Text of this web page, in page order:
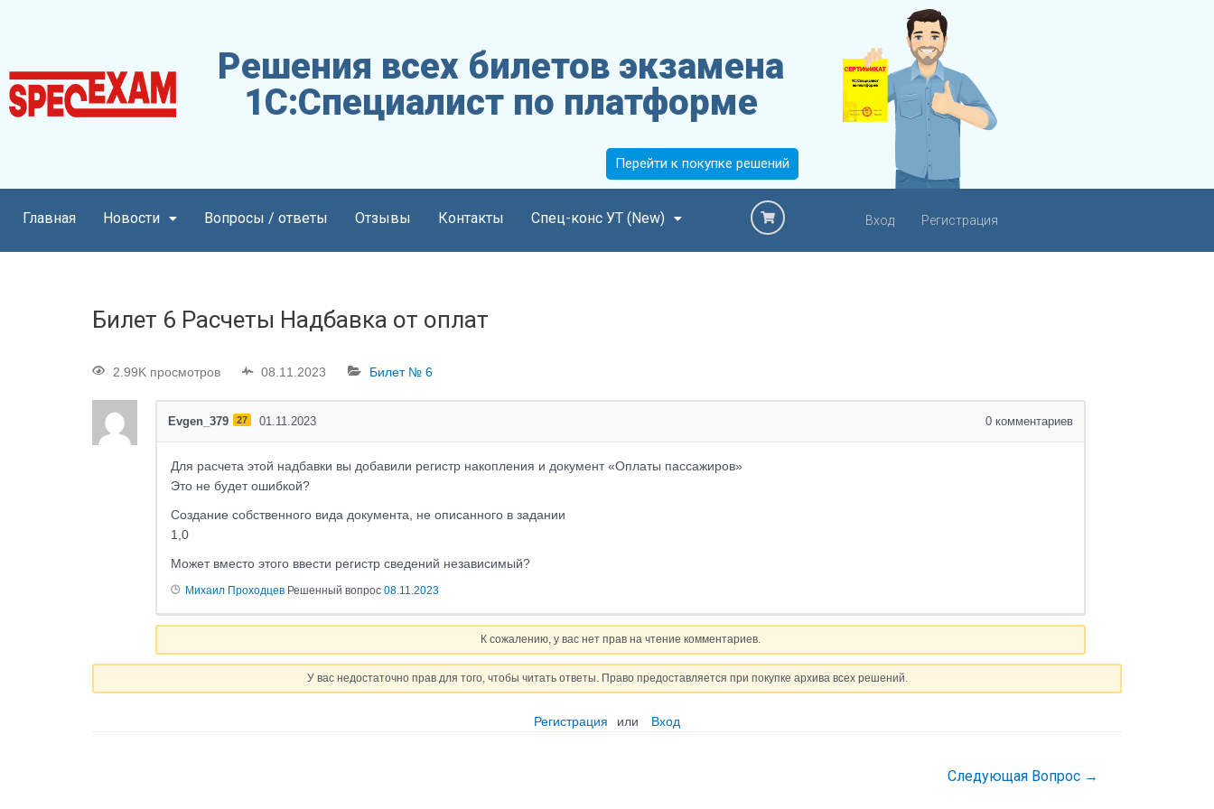
Решения всех билетов экзамена
1С:Специалист по платформе
Перейти к покупке решений
Главная Новости Вопросы / ответы Отзывы Контакты Спец-конс УТ (New) Вход Регистрация
Билет 6 Расчеты Надбавка от оплат
2.99K просмотров 08.11.2023 Билет № 6
Evgen_379 27 01.11.2023 0 комментариев
Для расчета этой надбавки вы добавили регистр накопления и документ «Оплаты пассажиров»
Это не будет ошибкой?
Создание собственного вида документа, не описанного в задании
1,0
Может вместо этого ввести регистр сведений независимый?
Михаил Проходцев Решенный вопрос 08.11.2023
К сожалению, у вас нет прав на чтение комментариев.
У вас недостаточно прав для того, чтобы читать ответы. Право предоставляется при покупке архива всех решений.
Регистрация или Вход
Следующая Вопрос →